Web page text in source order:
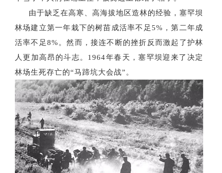
由于缺乏在高寒、高海拔地区造林的经验，塞罕坝
林场建立第一年栽下的树苗成活率不足 5%，第二年成
活率不足8%。然而，接连不断的挫折反而激起了护林
人更加高昂的斗志。1964年春天，塞罕坝迎来了决定
林场生死存亡的“马蹄坑大会战”。